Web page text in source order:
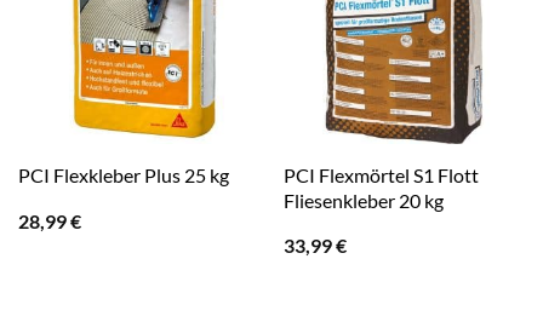
PCI Flexkleber Plus 25 kg
28,99€
PCI Flexmörtel S1 Flott
Fliesenkleber 20 kg
33,99€